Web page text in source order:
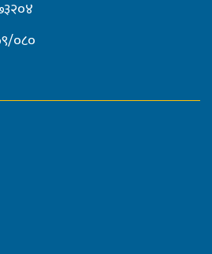
०८०